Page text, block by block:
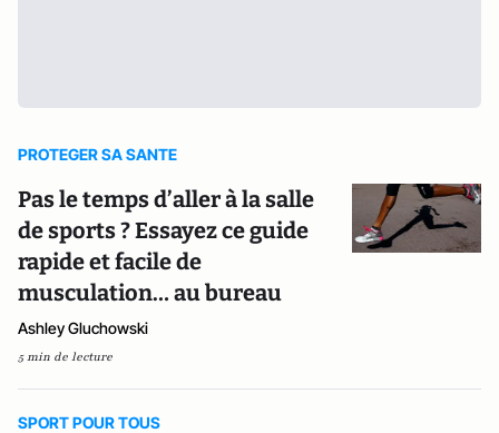
PROTEGER SA SANTE
Pas le temps d’aller à la salle
de sports ? Essayez ce guide
rapide et facile de
musculation… au bureau
Ashley Gluchowski
5 min de lecture
SPORT POUR TOUS